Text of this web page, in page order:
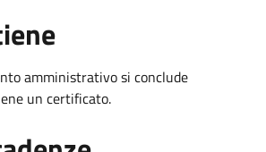
amministrativo si conclude
un certificato.